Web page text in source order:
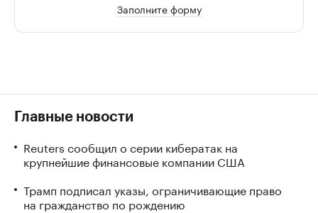
Заполните форму
Главные новости
Reuters сообщил о серии кибератак на
крупнейшие финансовые компании США
Трамп подписал указы, ограничивающие право
на гражданство по рождению